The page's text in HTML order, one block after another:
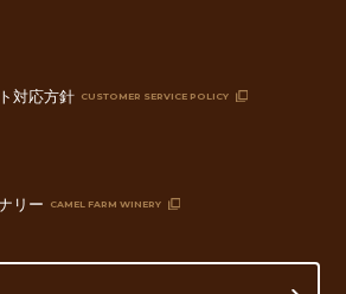
対応方針 CUSTOMER SERVICE POLICY
リー CAMEL FARM WINERY